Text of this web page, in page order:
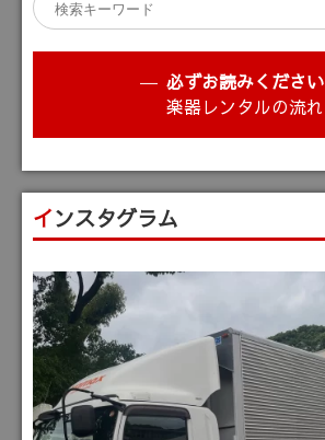
必ずお読みください
楽器レンタルの流れ
インスタグラム